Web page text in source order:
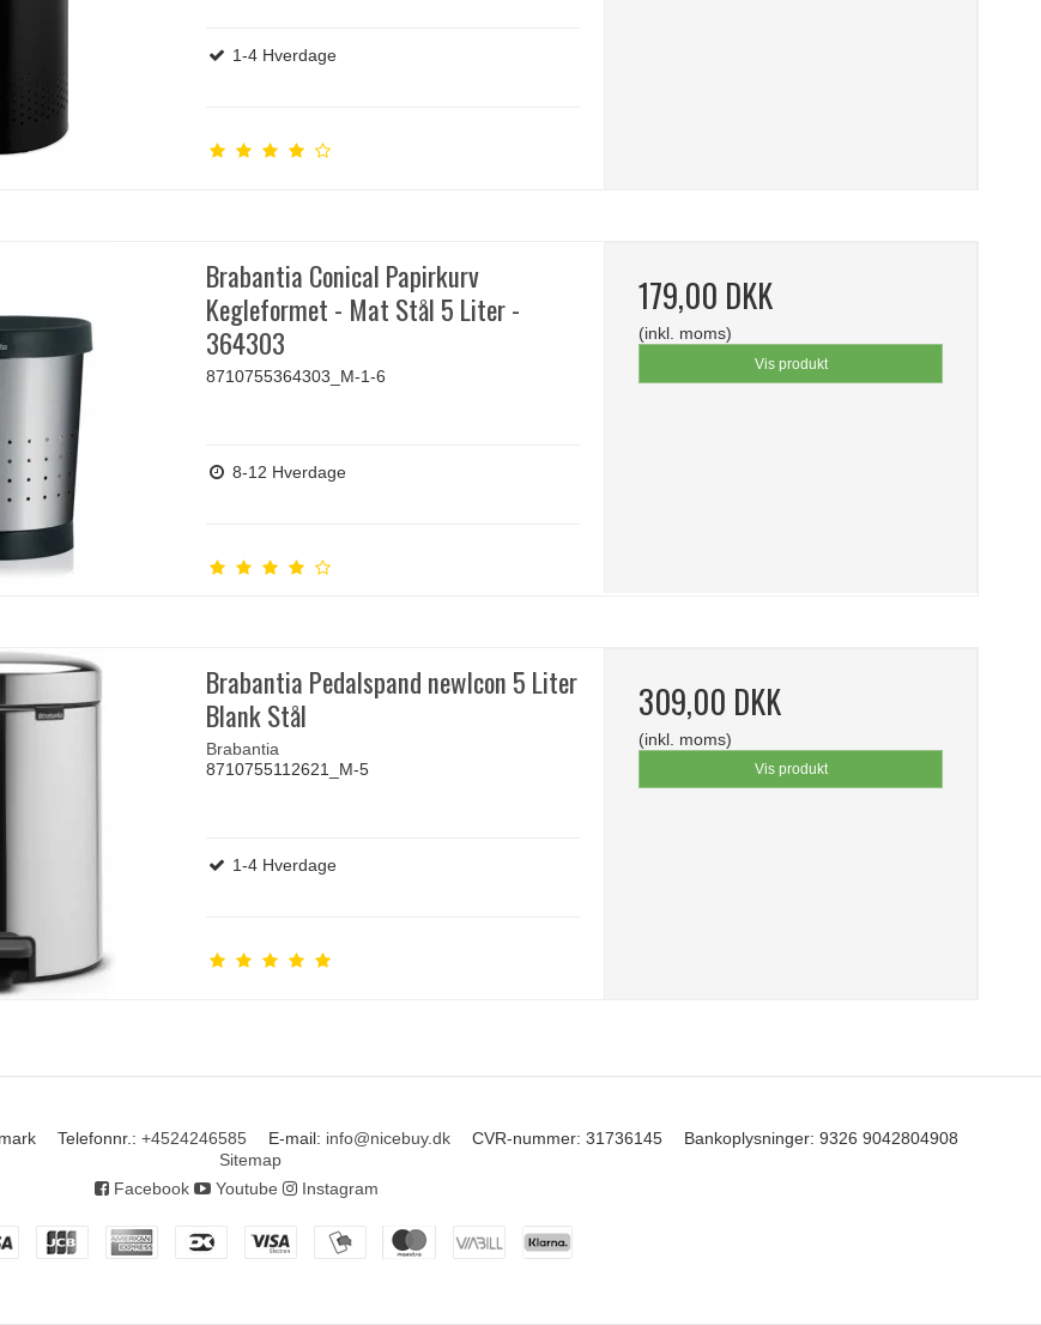
1-4 Hverdage
Brabantia Conical Papirkurv
Kegleformet - Mat Stål 5 Liter -
364303
8710755364303_M-1-6
8-12 Hverdage
179,00 DKK
(inkl. moms)
Vis produkt
Brabantia Pedalspand newIcon 5 Liter
Blank Stål
Brabantia
8710755112621_M-5
1-4 Hverdage
309,00 DKK
(inkl. moms)
Vis produkt
Telefonnr. : +4524246585 E-mail: info@nicebuy.dk CVR-nummer: 31736145 Bankoplysninger: 9326 9042804908
Sitemap
Facebook
Youtube Instagram